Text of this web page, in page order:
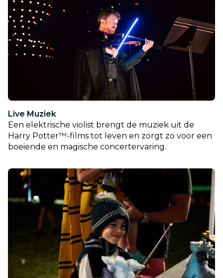
Live Muziek
Een elektrische violist brengt de muziek uit de
Harry Potter™-films tot leven en zorgt zo voor een
boeiende en magische concertervaring.